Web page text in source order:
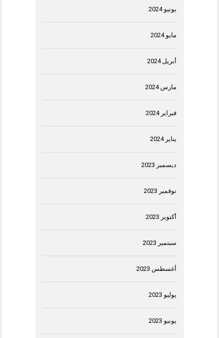
يونيو 2024
مايو 2024
أبريل 2024
مارس 2024
فبراير 2024
يناير 2024
ديسمبر 2023
نوفمبر 2023
أكتوبر 2023
سبتمبر 2023
أغسطس 2023
يوليو 2023
يونيو 2023